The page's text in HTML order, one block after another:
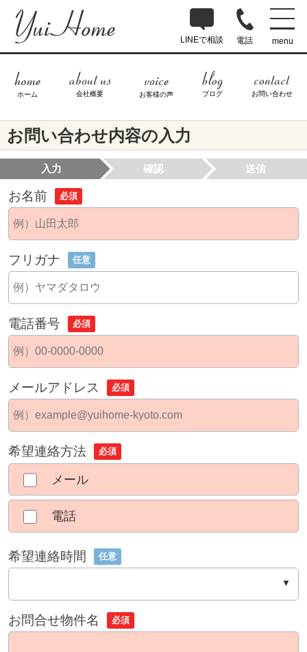
LINEで相談 電話 menu
ホーム 会社概要 お客様の声 ブログ お問い合わせ
お問い合わせ内容の入力
入力 確認 送信
お名前 必須
フリガナ 任意
電話番号 必須
メールアドレス 必須
希望連絡方法 必須
メール
電話
希望連絡時間 任意
お問合せ物件名 必須